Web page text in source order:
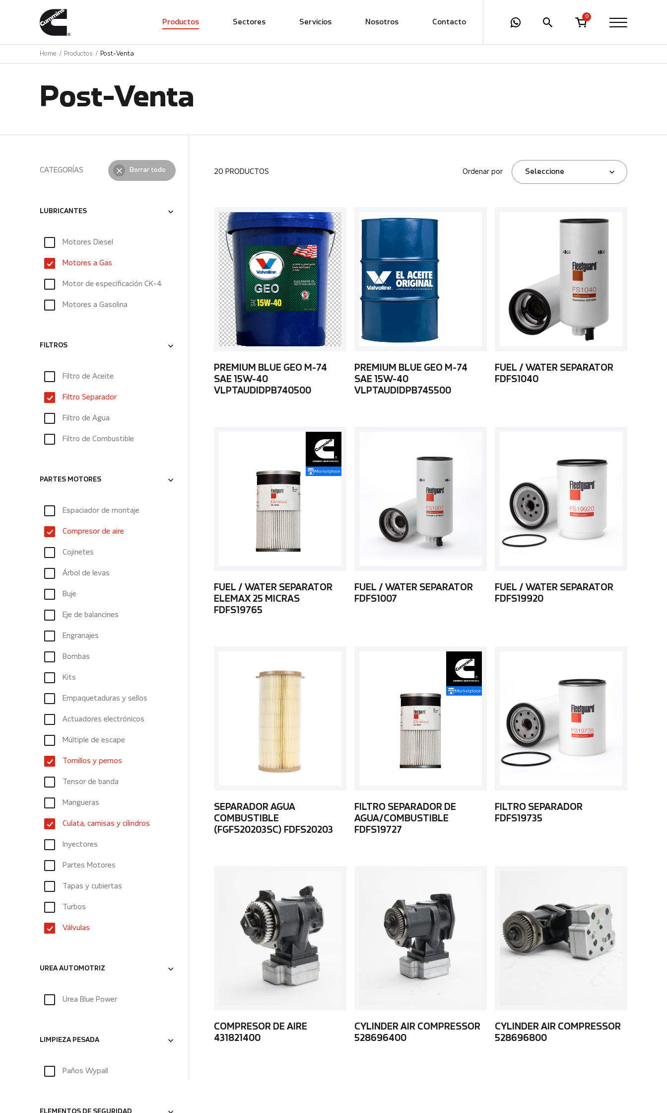
Productos Sectores Servicios Nosotros Contacto
0
Home Productos Post-Venta
Post-Venta
CATEGORÍAS Borrar todo
LUBRICANTES
Motores Diesel
Motores a Gas
Motor de especificación CK-4
Motores a Gasolina
FILTROS
Filtro de Aceite
Filtro Separador
Filtro de Agua
Filtro de Combustible
PARTES MOTORES
Espaciador de montaje
Compresor de aire
Cojinetes
Árbol de levas
Buje
Eje de balancines
Engranajes
Bombas
Kits
Empaquetaduras y sellos
Actuadores electrónicos
Múltiple de escape
Tornillos y pernos
Tensor de banda
Mangueras
Culata, camisas y cilindros
Inyectores
Partes Motores
Tapas y cubiertas
Turbos
Válvulas
UREA AUTOMOTRIZ
Urea Blue Power
LIMPIEZA PESADA
Paños Wypall
20 PRODUCTOS Ordenar por Seleccione
PREMIUM BLUE GEO M-74
SAE 15W-40
VLPTAUDIDPB740500
PREMIUM BLUE GEO M-74
SAE 15W-40
VLPTAUDIDPB745500
FUEL / WATER SEPARATOR
FDFS1040
FUEL / WATER SEPARATOR
ELEMAX 25 MICRAS
FDFS19765
FUEL / WATER SEPARATOR
FDFS1007
FUEL / WATER SEPARATOR
FDFS19920
SEPARADOR AGUA
COMBUSTIBLE
(FGFS20203SC) FDFS20203
FILTRO SEPARADOR DE
AGUA/COMBUSTIBLE
FDFS19727
FILTRO SEPARADOR
FDFS19735
COMPRESOR DE AIRE
431821400
CYLINDER AIR COMPRESSOR
528696400
CYLINDER AIR COMPRESSOR
528696800